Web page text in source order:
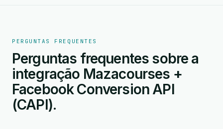
PERGUNTAS FREQUENTES
Perguntas frequentes sobre a
integração Mazacourses +
Facebook Conversion API
(CAPI).